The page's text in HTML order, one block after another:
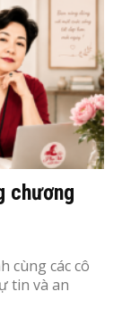
chương
cùng các cô
tin và an